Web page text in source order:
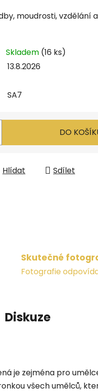
moudrosti, vzdělání
Skladem (16 ks)
13.8.2026
SA7
DO
Hlídat Sdílet
Skutečné
Fotografie
Diskuze
je zejména pro
všech umělců,